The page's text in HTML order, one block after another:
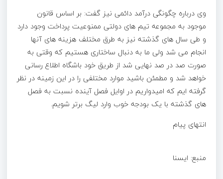
وی درباره چگونگی درآمد دائمی نیز گفت: بر اساس قانون
موجود به مجموعه تیم های دولتی ممنوعیت پرداخت وجود دارد
و طی سال های گذشته نیز به طرق مختلف هزینه های آنها
انجام می شد ولی ما به دنبال ساختاری هستیم که وقتی به
صورت صد در صد نهایی شد از طریق خود باشگاه اطلاع رسانی
خواهد شد و مطمئن باشید موارد مختلفی را در این زمینه در نظر
گرفته ایم که امیدواریم در اوایل فصل آینده نسبت به فصل
های گذشته با یک بودجه خوب وارد لیگ برتر شویم.
انتهای پیام
منبع: ایسنا